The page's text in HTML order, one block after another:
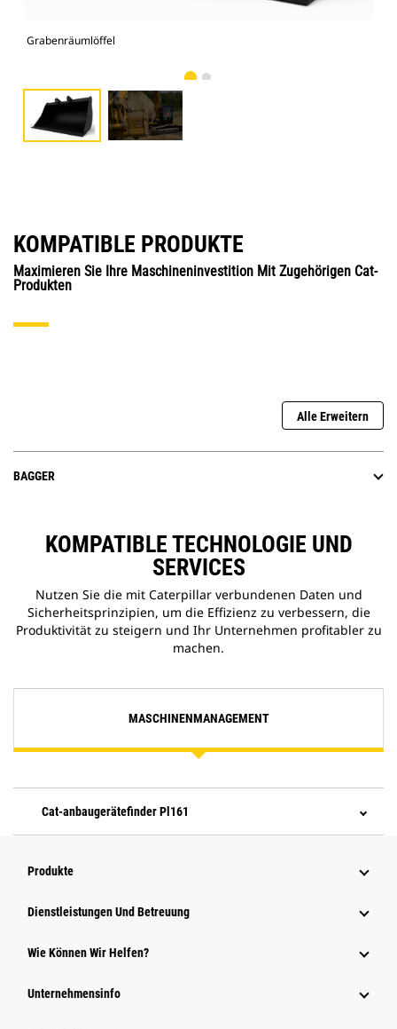
Grabenräumlöffel
KOMPATIBLE PRODUKTE
Maximieren Sie Ihre Maschineninvestition Mit Zugehörigen Cat-
Produkten
Alle Erweitern
BAGGER
KOMPATIBLE TECHNOLOGIE UND
SERVICES
Nutzen Sie die mit Caterpillar verbundenen Daten und
Sicherheitsprinzipien, um die Effizienz zu verbessern, die
Produktivität zu steigern und Ihr Unternehmen profitabler zu
machen.
MASCHINENMANAGEMENT
Cat-anbaugerätefinder Pl161
Produkte
Dienstleistungen Und Betreuung
Wie Können Wir Helfen?
Unternehmensinfo